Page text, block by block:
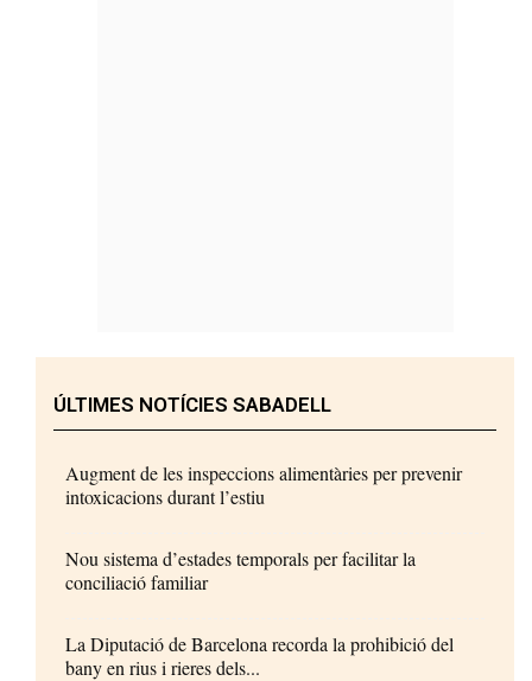
ÚLTIMES NOTÍCIES SABADELL
Augment de les inspeccions alimentàries per prevenir
intoxicacions durant l’estiu
Nou sistema d’estades temporals per facilitar la
conciliació familiar
La Diputació de Barcelona recorda la prohibició del
bany en rius i rieres dels...